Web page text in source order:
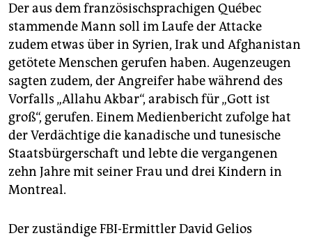
Der aus dem französischsprachigen Québec
stammende Mann soll im Laufe der Attacke
zudem etwas über in Syrien, Irak und Afghanistan
getötete Menschen gerufen haben. Augenzeugen
sagten zudem, der Angreifer habe während des
Vorfalls „Allahu Akbar“, arabisch für „Gott ist
groß“, gerufen. Einem Medienbericht zufolge hat
der Verdächtige die kanadische und tunesische
Staatsbürgerschaft und lebte die vergangenen
zehn Jahre mit seiner Frau und drei Kindern in
Montreal.
Der zuständige FBI-Ermittler David Gelios